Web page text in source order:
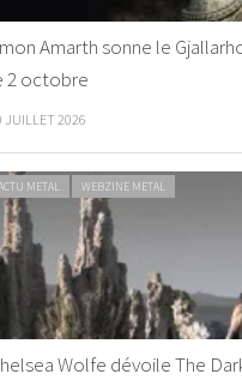
Amarth sonne le
2 octobre
JUILLET 2026
METAL WEBZINE METAL
Wolfe dévoile The